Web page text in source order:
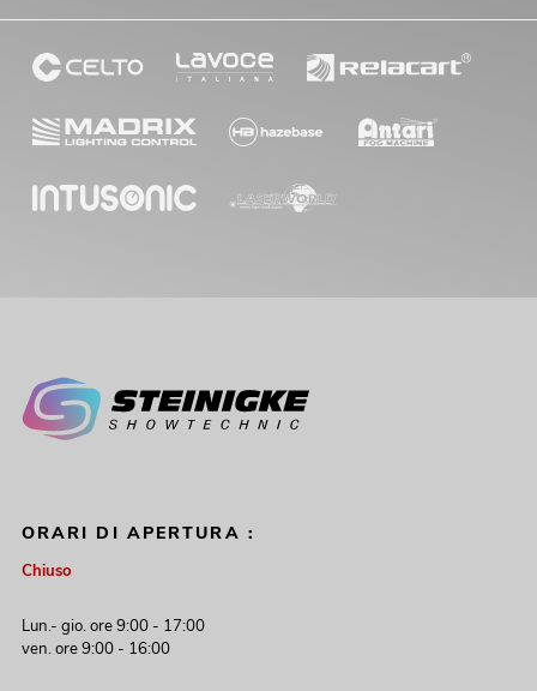
ORARI DI APERTURA :
Chiuso
Lun.- gio. ore 9:00 - 17:00
ven. ore 9:00 - 16:00